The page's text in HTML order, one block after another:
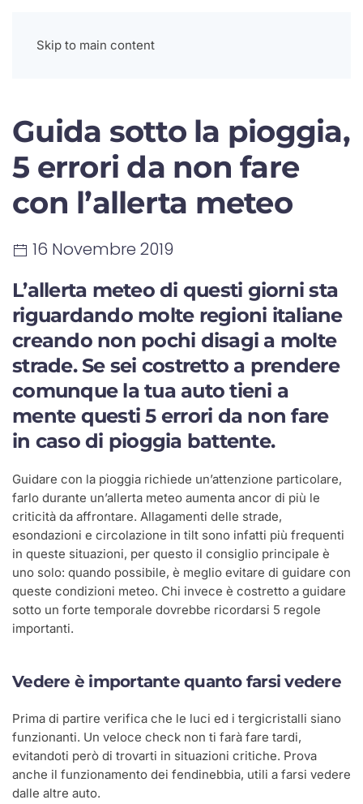
Skip to main content
Guida sotto la pioggia,
5 errori da non fare
con l’allerta meteo
16 Novembre 2019
L’allerta meteo di questi giorni sta
riguardando molte regioni italiane
creando non pochi disagi a molte
strade. Se sei costretto a prendere
comunque la tua auto tieni a
mente questi 5 errori da non fare
in caso di pioggia battente.
Guidare con la pioggia richiede un’attenzione particolare,
farlo durante un’allerta meteo aumenta ancor di più le
criticità da affrontare. Allagamenti delle strade,
esondazioni e circolazione in tilt sono infatti più frequenti
in queste situazioni, per questo il consiglio principale è
uno solo: quando possibile, è meglio evitare di guidare con
queste condizioni meteo. Chi invece è costretto a guidare
sotto un forte temporale dovrebbe ricordarsi 5 regole
importanti.
Vedere è importante quanto farsi vedere
Prima di partire verifica che le luci ed i tergicristalli siano
funzionanti. Un veloce check non ti farà fare tardi,
evitandoti però di trovarti in situazioni critiche. Prova
anche il funzionamento dei fendinebbia, utili a farsi vedere
dalle altre auto.